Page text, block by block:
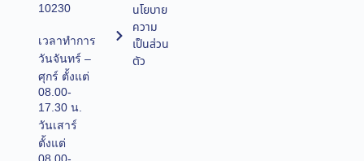
10230
เวลาทำการ
วันจันทร์ –
ศุกร์ ตั้งแต่
08.00-
17.30 น.
วันเสาร์
ตั้งแต่
นโยบาย
ความ
เป็นส่วน
ตัว